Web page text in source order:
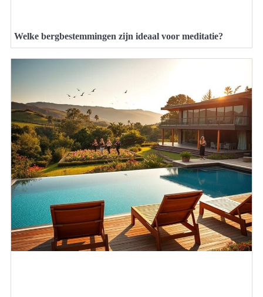
Welke bergbestemmingen zijn ideaal voor meditatie?